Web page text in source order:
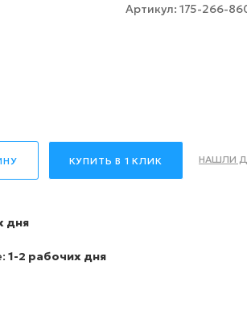
Артикул: 175-266-
КУПИТЬ В 1 КЛИК НАШЛИ
дня
1-2 рабочих дня